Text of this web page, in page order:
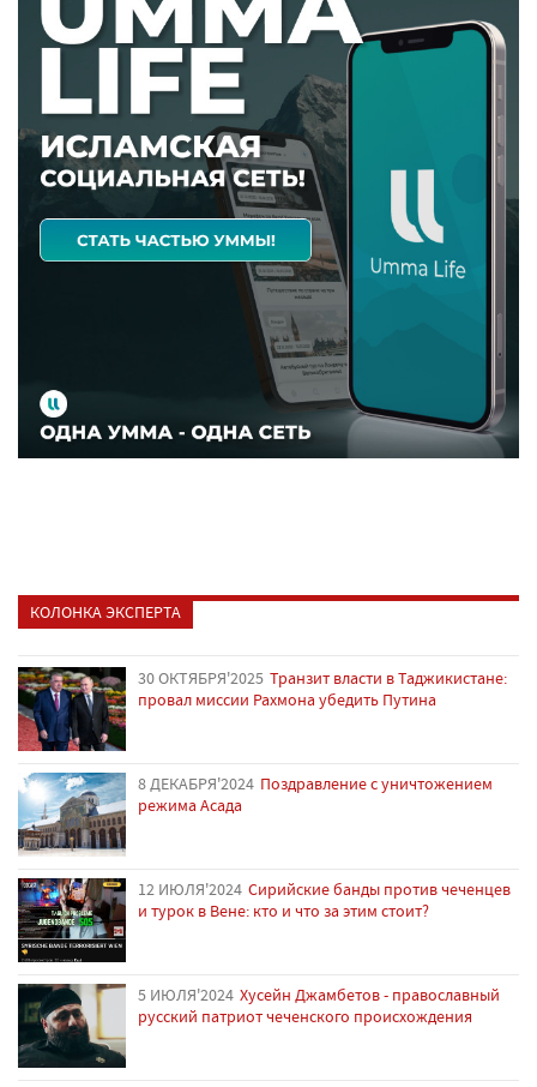
КОЛОНКА ЭКСПЕРТА
30 ОКТЯБРЯ'2025 Транзит власти в Таджикистане:
провал миссии Рахмона убедить Путина
8 ДЕКАБРЯ'2024 Поздравление с уничтожением
режима Асада
12 ИЮЛЯ'2024 Сирийские банды против чеченцев
и турок в Вене: кто и что за этим стоит?
5 ИЮЛЯ'2024 Хусейн Джамбетов - православный
русский патриот чеченского происхождения